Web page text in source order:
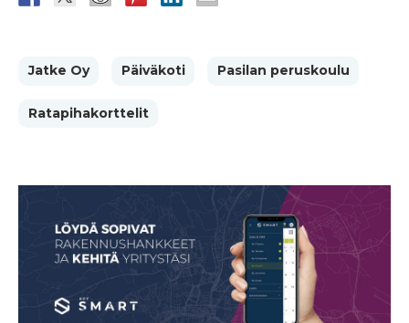
Jatke Oy Päiväkoti Pasilan peruskoulu
Ratapihakorttelit